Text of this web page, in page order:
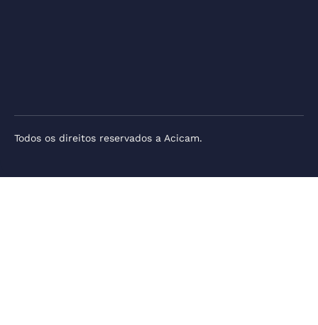
Todos os direitos reservados a Acicam.